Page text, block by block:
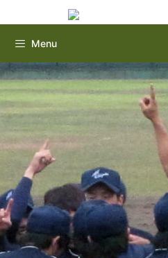
ン
ン
ツ
へ
ス
キ
ッ
Menu